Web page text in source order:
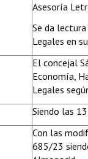
Asesoría
Se da
Legales en
El concejal
Economía,
Legales
Siendo las
Con las
685/23